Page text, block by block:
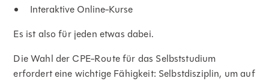
Interaktive Online-Kurse
Es ist also für jeden etwas dabei.
Die Wahl der CPE-Route für das Selbststudium
erfordert eine wichtige Fähigkeit: Selbstdisziplin, um auf